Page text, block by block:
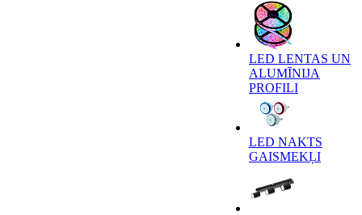
LED LENTAS UN
ALUMĪNIJA
PROFILI
LED NAKTS
GAISMEKĻI